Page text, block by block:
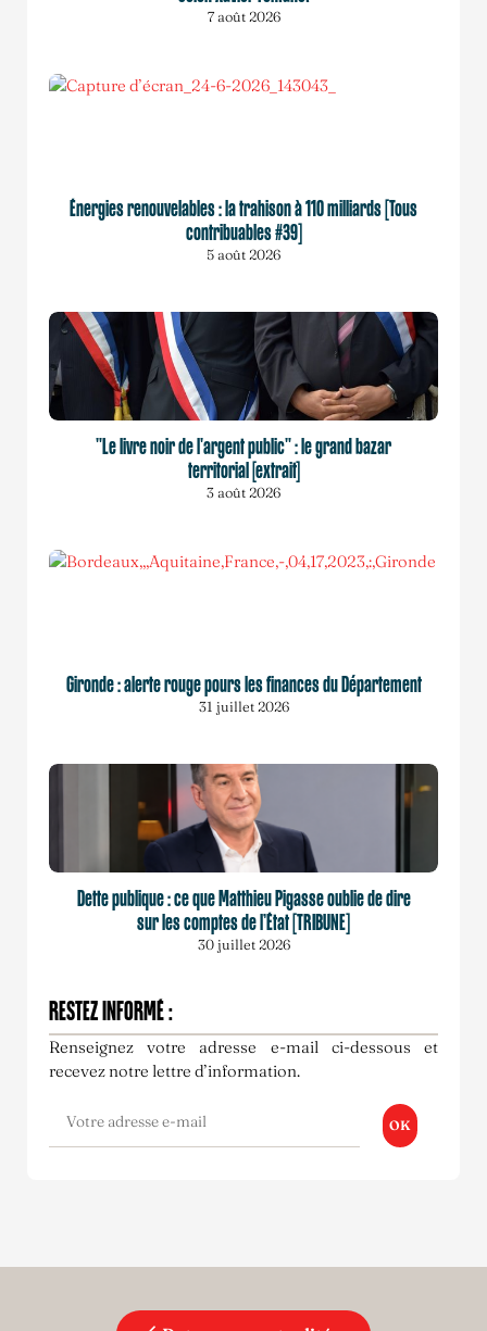
7 août 2026
Énergies renouvelables : la trahison à 110 milliards [Tous
contribuables #39]
5 août 2026
"Le livre noir de l'argent public" : le grand bazar
territorial [extrait]
3 août 2026
Gironde : alerte rouge pours les finances du Département
31 juillet 2026
Dette publique : ce que Matthieu Pigasse oublie de dire
sur les comptes de l’État [TRIBUNE]
30 juillet 2026
RESTEZ INFORMÉ :
Renseignez votre adresse e-mail ci-dessous et
recevez notre lettre d’information.
OK